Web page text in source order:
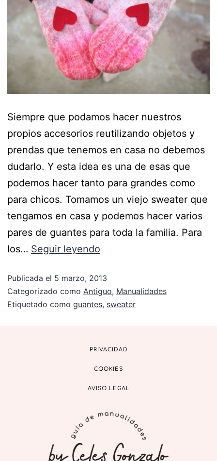
Siempre que podamos hacer nuestros
propios accesorios reutilizando objetos y
prendas que tenemos en casa no debemos
dudarlo. Y esta idea es una de esas que
podemos hacer tanto para grandes como
para chicos. Tomamos un viejo sweater que
tengamos en casa y podemos hacer varios
pares de guantes para toda la familia. Para
los… Seguir leyendo
Publicada el 5 marzo, 2013
Categorizado como Antiguo, Manualidades
Etiquetado como guantes, sweater
PRIVACIDAD
COOKIES
AVISO LEGAL